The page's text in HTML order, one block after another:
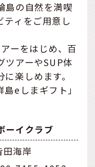
島の自然を満喫
ティをご用意し
ーをはじめ、百
ツアーやSUP体
楽しめます。
eしまギフト」
ーイクラブ
田海岸